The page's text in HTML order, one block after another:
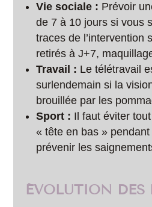
Vie sociale : Prévoir
de 7 à 10 jours si vous
traces de l’intervention
retirés à J+7,
Travail : Le télétravail
surlendemain si la
brouillée par les
Sport : Il faut éviter
« tête en bas »
prévenir les
ÉVOLUTION DES